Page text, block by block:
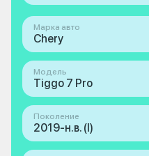
Марка авто
Chery
Модель
Tiggo 7 Pro
Поколение
2019-н.в. (I)